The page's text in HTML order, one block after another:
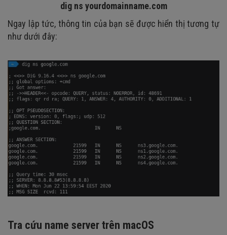
dig ns yourdomainname.com
Ngay lập tức, thông tin của bạn sẽ được hiển thị tương tự
như dưới đây:
Tra cứu name server trên macOS